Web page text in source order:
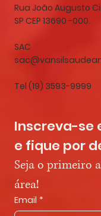
Rua João Augusto
SP CEP 13690 -000.
SAC
Tel (19) 3593-9999
Inscreva-se
e fique por
Seja o primeiro
área!
Email *